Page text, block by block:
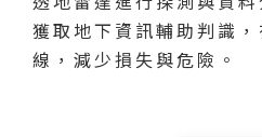
獲取地下資訊輔助判識
線，減少損失與危險。